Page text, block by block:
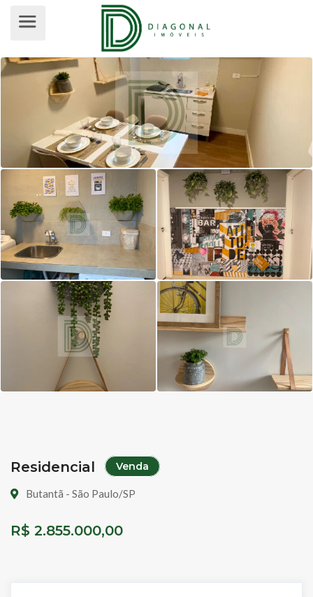
RESIDENCIAL PARA VENDA,
Residencial Venda
Butantã - São Paulo/SP
R$ 2.855.000,00